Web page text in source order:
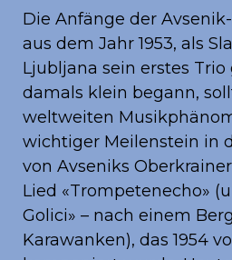
Die Anfänge der
aus dem Jahr 1953, als
Ljubljana sein erstes Trio
damals klein begann,
weltweiten
wichtiger Meilenstein in
von Avseniks
Lied «Trompetenecho»
Golici» – nach einem
Karawanken), das 1954